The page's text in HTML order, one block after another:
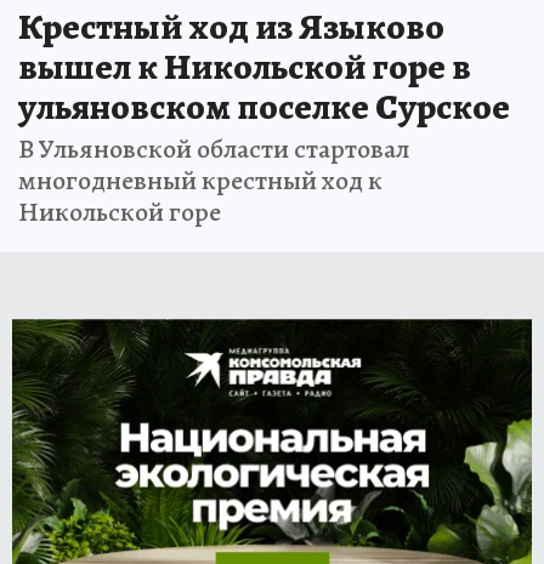
Крестный ход из Языково
вышел к Никольской горе в
ульяновском поселке Сурское
В Ульяновской области стартовал
многодневный крестный ход к
Никольской горе